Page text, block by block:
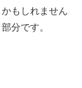
もしれません
分です。